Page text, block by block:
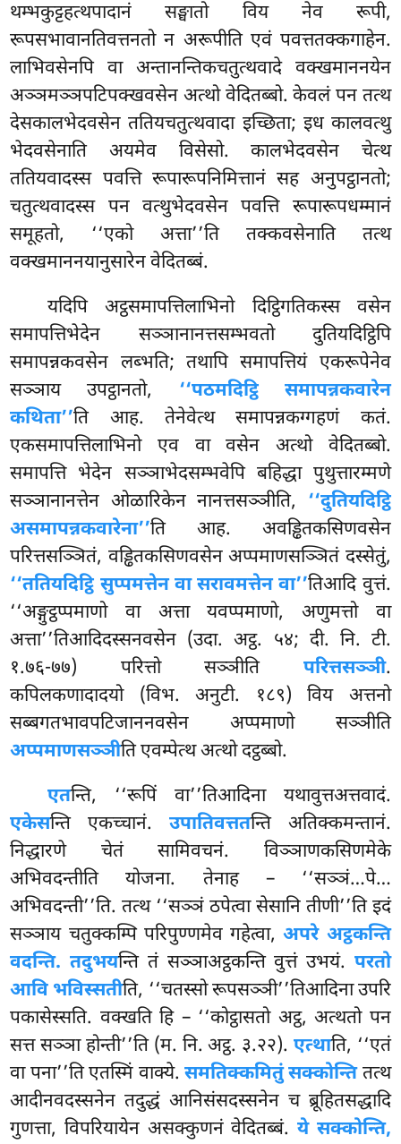
थम्भकुट्टहत्थपादानं सङ्घातो विय नेव रूपी,
रूपसभावानतिवत्तनतो न अरूपीति एवं पवत्ततक्कगाहेन.
लाभिवसेनपि वा अन्तानन्तिकचतुत्थवादे वक्खमाननयेन
अञ्ञमञ्ञपटिपक्खवसेन अत्थो वेदितब्बो. केवलं पन तत्थ
देसकालभेदवसेन ततियचतुत्थवादा इच्छिता; इध कालवत्थु
भेदवसेनाति अयमेव विसेसो. कालभेदवसेन चेत्थ
ततियवादस्स पवत्ति रूपारूपनिमित्तानं सह अनुपट्ठानतो;
चतुत्थवादस्स पन वत्थुभेदवसेनपवत्ति रूपारूपधम्मानं
समूहतो, ‘‘एको अत्ता’’ति तक्कवसेनाति तत्थ
वक्खमाननयानुसारेन वेदितब्बं.
यदिपि अट्ठसमापत्तिलाभिनो दिट्ठिगतिकस्स वसेन
समापत्तिभेदेन सञ्ञानानत्तसम्भवतो दुतियदिट्ठिपि
समापन्नकवसेन लब्भति; तथापि समापत्तियं एकरूपेनेव
सञ्ञाय उपट्ठानतो, ‘‘पठमदिट्ठि समापन्नकवारेन
कथिता’’ति आह. तेनेवेत्थ समापन्नकग्गहणं कतं.
एकसमापत्तिलाभिनो एव वा वसेन अत्थो वेदितब्बो.
समापत्ति भेदेन सञ्ञाभेदसम्भवेपि बहिद्धा पुथुत्तारम्मणे
सञ्ञानानत्तेन ओळारिकेन नानत्तसञ्ञीति, ‘‘दुतियदिट्ठि
असमापन्नकवारेना’’ति आह. अवड्ढितकसिणवसेन
परित्तसञ्ञितं, वड्ढितकसिणवसेन अप्पमाणसञ्ञितं दस्सेतुं,
‘‘ततियदिट्ठि सुप्पमत्तेन वा सरावमत्तेन वा’’तिआदि वुत्तं.
‘‘अङ्गुट्ठप्पमाणो वा अत्ता यवप्पमाणो, अणुमत्तो वा
अत्ता’’तिआदिदस्सनवसेन (उदा. अट्ठ. ५४; दी. नि. टी.
१.७६-७७) परित्तो सञ्ञीति परित्तसञ्ञी.
कपिलकणादादयो (विभ. अनुटी. १८९) विय अत्तनो
सब्बगतभावपटिजाननवसेन अप्पमाणो सञ्ञीति
अप्पमाणसञ्ञीति एवम्पेत्थ अत्थो दट्ठब्बो.
एतन्ति, ‘‘रूपिं वा’’तिआदिना यथावुत्तअत्तवादं.
एकेसन्ति एकच्चानं. उपातिवत्ततन्ति अतिक्कमन्तानं.
निद्धारणे चेतं सामिवचनं. विञ्ञाणकसिणमेके
अभिवदन्तीति योजना. तेनाह – ‘‘सञ्ञं…पे…
अभिवदन्ती’’ति. तत्थ ‘‘सञ्ञं ठपेत्वा सेसानि तीणी’’ति इदं
सञ्ञाय चतुक्कम्पि परिपुण्णमेव गहेत्वा,अपरे अट्ठकन्ति
वदन्ति. तदुभयन्ति तं सञ्ञाअट्ठकन्ति वुत्तं उभयं. परतो
आवि भविस्सतीति, ‘‘चतस्सो रूपसञ्ञी’’तिआदिना उपरि
पकासेस्सति. वक्खति हि – ‘‘कोट्ठासतो अट्ठ, अत्थतो पन
सत्त सञ्ञा होन्ती’’ति (म. नि. अट्ठ. ३.२२). एत्थाति, ‘‘एतं
वा पना’’ति एतस्मिं वाक्ये. समतिक्कमितुं सक्कोन्तितत्थ
आदीनवदस्सनेन तदुद्धं आनिसंसदस्सनेन च ब्रूहितसद्धादि
गुणत्ता, विपरियायेन असक्कुणनं वेदितब्बं.ये सक्कोन्ति,